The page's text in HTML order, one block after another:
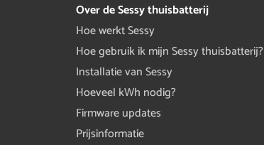
Over de Sessy thuisbatterij
Hoe werkt Sessy
Hoe gebruik ik mijn Sessy thuisbatterij?
Installatie van Sessy
Hoeveel kWh nodig?
Firmware updates
Prijsinformatie